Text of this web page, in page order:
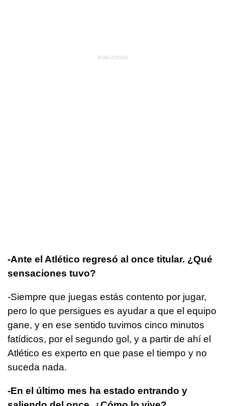
-Ante el Atlético regresó al once titular. ¿Qué
sensaciones tuvo?
-Siempre que juegas estás contento por jugar,
pero lo que persigues es ayudar a que el equipo
gane, y en ese sentido tuvimos cinco minutos
fatídicos, por el segundo gol, y a partir de ahí el
Atlético es experto en que pase el tiempo y no
suceda nada.
-En el último mes ha estado entrando y